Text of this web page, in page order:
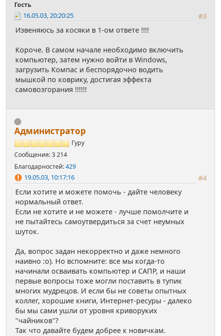
Гость
#3
16.05.03, 20:20:25
Извеняюсь за косяки в 1-ом ответе !!!!
Короче. В самом начале необходимо включить
компьютер, затем нужно войти в Windows,
загрузить Компас и беспорядочно водить
мышкой по коврику, достигая эффекта
самовозгорания !!!!!!
Администратор
Гуру
Сообщения: 3 214
Благодарностей:429
#4
19.05.03, 10:17:16
Если хотите и можете помочь - дайте человеку
нормальный ответ.
Если не хотите и не можете - лучше помолчите и
не пытайтесь самоутвердиться за счет неумных
шуток.
Да, вопрос задан некорректно и даже немного
наивно :о). Но вспомните: все мы когда-то
начинали осваивать компьютер и САПР, и наши
первые вопросы тоже могли поставить в тупик
многих мудрецов. И если бы не советы опытных
коллег, хорошие книги, Интернет-ресуры - далеко
бы мы сами ушли от уровня криворуких
"чайников"?
Так что давайте будем добрее к новичкам.